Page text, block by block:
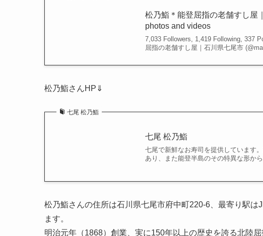
松乃鮨＊能登屈指の老舗すし屋
photos and videos
7,033 Followers, 1,419 Following, 337
屈指の老舗すし屋｜石川県七尾市
松乃鮨さんHP⇓
七尾 松乃鮨
七尾 松乃鮨
七尾で新鮮なお寿司を提供しています
あり、また能登半島のその特異な形か
松乃鮨さんの住所は石川県七尾市府中町220-6、最寄り駅
ます。
明治元年（1868）創業、実に150年以上の歴史を誇る北陸屈